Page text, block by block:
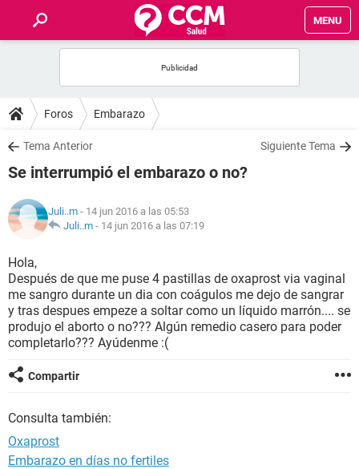
MENU
FOROS
SALUD
NUTRICIÓN
BIENESTAR
SEXUALIDAD
GLOSARIO
Foros Embarazo
Tema Anterior Siguiente Tema
Se interrumpió el embarazo o no?
Juli..m - 14 jun 2016 a las 05:53
Juli..m - 14 jun 2016 a las 07:19
Hola,
Después de que me puse 4 pastillas de oxaprost via vaginal
me sangro durante un dia con coágulos me dejo de sangrar
y tras despues empeze a soltar como un líquido marrón.... se
produjo el aborto o no??? Algún remedio casero para poder
completarlo??? Ayúdenme :(
Compartir
Consulta también:
Oxaprost
Embarazo en días no fertiles